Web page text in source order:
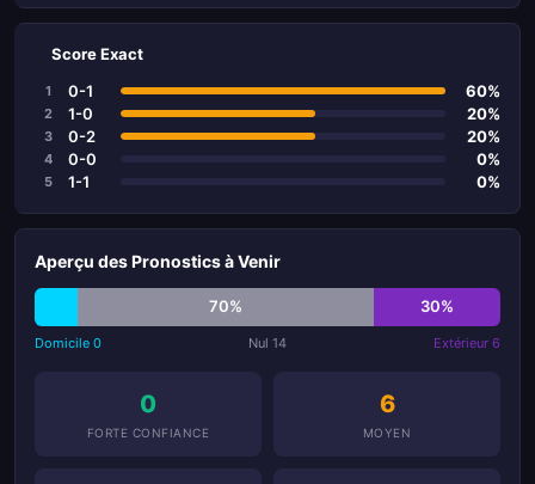
Score Exact
1 0-1 60%
2 1-0 20%
3 0-2 20%
4 0-0 0%
5 1-1 0%
Aperçu des Pronostics à Venir
70% 30%
Domicile 0 Nul 14 Extérieur 6
0
FORTE CONFIANCE
6
MOYEN